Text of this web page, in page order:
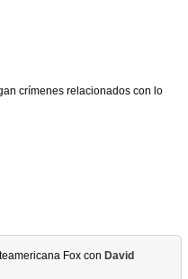
crímenes relacionados con lo
Fox con David